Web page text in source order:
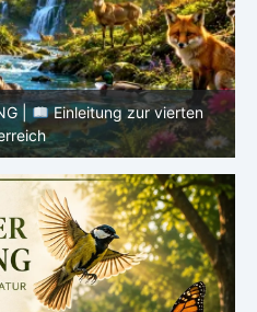
|
Einleitung zur vierten